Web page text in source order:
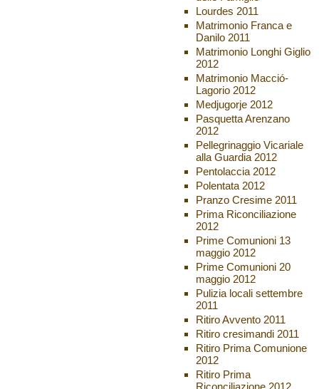
Lourdes 2011
Matrimonio Franca e
Danilo 2011
Matrimonio Longhi Giglio
2012
Matrimonio Macció-
Lagorio 2012
Medjugorje 2012
Pasquetta Arenzano
2012
Pellegrinaggio Vicariale
alla Guardia 2012
Pentolaccia 2012
Polentata 2012
Pranzo Cresime 2011
Prima Riconciliazione
2012
Prime Comunioni 13
maggio 2012
Prime Comunioni 20
maggio 2012
Pulizia locali settembre
2011
Ritiro Avvento 2011
Ritiro cresimandi 2011
Ritiro Prima Comunione
2012
Ritiro Prima